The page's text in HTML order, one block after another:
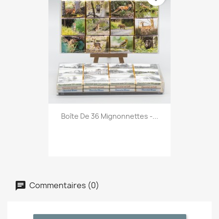
Boîte De 36 Mignonnettes -...
Commentaires (0)